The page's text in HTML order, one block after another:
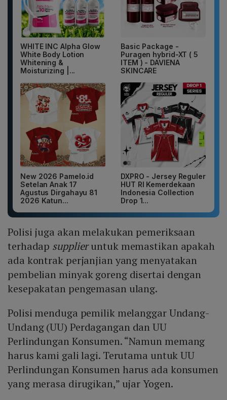
WHITE INC Alpha Glow
White Body Lotion
Whitening &
Moisturizing |...
Basic Package -
Puragen hybrid-XT ( 5
ITEM ) - DAVIENA
SKINCARE
New 2026 Pamelo.id
Setelan Anak 17
Agustus Dirgahayu 81
2026 Katun...
DXPRO - Jersey Reguler
HUT RI Kemerdekaan
Indonesia Collection
Drop 1...
Polisi juga akan melakukan pemeriksaan
terhadap supplieruntuk memastikan apakah
ada kontrak perjanjian yang menyatakan
pembelian minyak goreng disertai dengan
kesepakatan pengemasan ulang.
Polisi menduga pemilik melanggar Undang-
Undang (UU) Perdagangan dan UU
Perlindungan Konsumen. “Namun memang
harus kami gali lagi. Terutama untuk UU
Perlindungan Konsumen harus ada konsumen
yang merasa dirugikan,” ujar Yogen.